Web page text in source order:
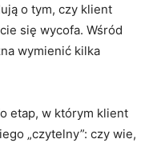
o tym, czy klient
się wycofa. Wśród
wymienić kilka
etap, w którym klient
„czytelny”: czy wie,